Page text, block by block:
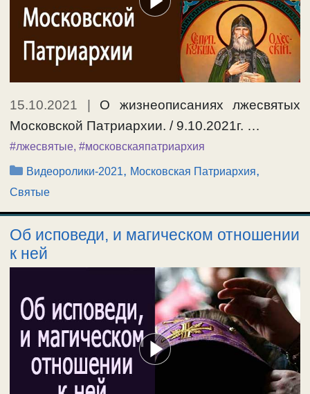
15.10.2021
О жизнеописаниях лжесвятых
Московской Патриархии. / 9.10.2021г. …
#лжесвятые, #московскаяпатриархия
Рубрики
Видеоролики-2021, Московская Патриархия,
Святые
Об исповеди, и магическом отношении
к ней